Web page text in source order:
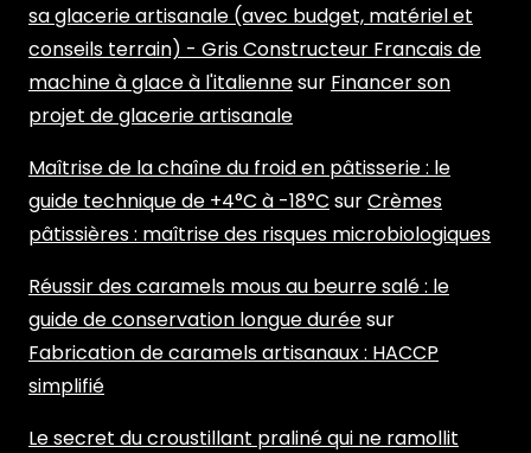
sa glacerie artisanale (avec budget, matériel et
conseils terrain) - Gris Constructeur Francais de
machine à glace à l'italiennesur Financer son
projet de glacerie artisanale
Maîtrise de la chaîne du froid en pâtisserie : le
guide technique de +4°C à -18°C surCrèmes
pâtissières : maîtrise des risques microbiologiques
Réussir des caramels mous au beurre salé : le
guide de conservation longue duréesur
Fabrication de caramels artisanaux : HACCP
simplifié
Le secret du croustillant praliné qui ne ramollit